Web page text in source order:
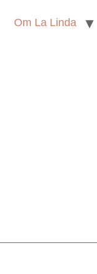
Om La Linda